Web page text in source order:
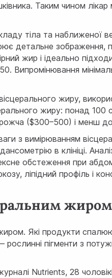
Таким чином
тіла та наближеної
детальне зображення,
жир і ідеально
Випромінювання
жиру,
жиру: понад 100
($300–500) і менш
з вимірюванням
в клініці.
обстеження при
ліпідний профіль і
жиром
Які продукти
рослинні пігменти з
Nutrients, 28